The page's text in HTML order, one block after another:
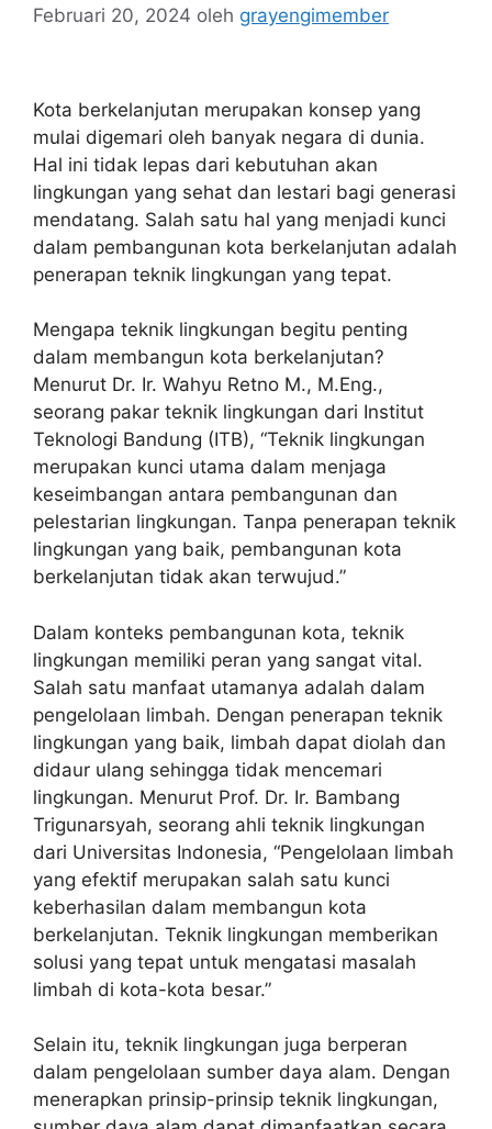
Februari 20, 2024 oleh grayengimember
Kota berkelanjutan merupakan konsep yang
mulai digemari oleh banyak negara di dunia.
Hal ini tidak lepas dari kebutuhan akan
lingkungan yang sehat dan lestari bagi generasi
mendatang. Salah satu hal yang menjadi kunci
dalam pembangunan kota berkelanjutan adalah
penerapan teknik lingkungan yang tepat.
Mengapa teknik lingkungan begitu penting
dalam membangun kota berkelanjutan?
Menurut Dr. Ir. Wahyu Retno M., M.Eng.,
seorang pakar teknik lingkungan dari Institut
Teknologi Bandung (ITB), “Teknik lingkungan
merupakan kunci utama dalam menjaga
keseimbangan antara pembangunan dan
pelestarian lingkungan. Tanpa penerapan teknik
lingkungan yang baik, pembangunan kota
berkelanjutan tidak akan terwujud.”
Dalam konteks pembangunan kota, teknik
lingkungan memiliki peran yang sangat vital.
Salah satu manfaat utamanya adalah dalam
pengelolaan limbah. Dengan penerapan teknik
lingkungan yang baik, limbah dapat diolah dan
didaur ulang sehingga tidak mencemari
lingkungan. Menurut Prof. Dr. Ir. Bambang
Trigunarsyah, seorang ahli teknik lingkungan
dari Universitas Indonesia, “Pengelolaan limbah
yang efektif merupakan salah satu kunci
keberhasilan dalam membangun kota
berkelanjutan. Teknik lingkungan memberikan
solusi yang tepat untuk mengatasi masalah
limbah di kota-kota besar.”
Selain itu, teknik lingkungan juga berperan
dalam pengelolaan sumber daya alam. Dengan
menerapkan prinsip-prinsip teknik lingkungan,